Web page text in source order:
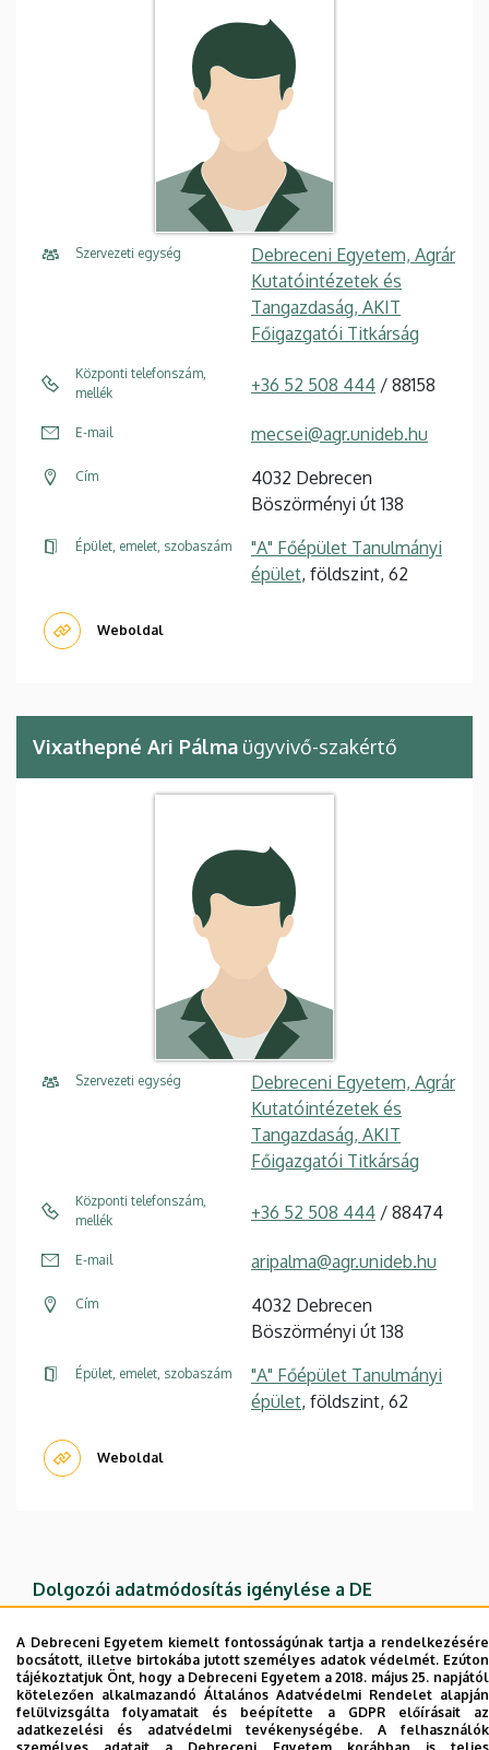
Szervezeti egység
Debreceni Egyetem, Agrár
Kutatóintézetek és
Tangazdaság, AKIT
Főigazgatói Titkárság
Központi telefonszám,
mellék
+36 52 508 444 / 88158
E-mail mecsei@agr.unideb.hu
Cím
4032 Debrecen
Böszörményi út 138
Épület, emelet, szobaszám
"A" Főépület Tanulmányi
épület, földszint, 62
Weboldal
Vixathepné Ari Pálma ügyvivő-szakértő
Szervezeti egység
Debreceni Egyetem, Agrár
Kutatóintézetek és
Tangazdaság, AKIT
Főigazgatói Titkárság
Központi telefonszám,
mellék
+36 52 508 444 / 88474
E-mail aripalma@agr.unideb.hu
Cím
4032 Debrecen
Böszörményi út 138
Épület, emelet, szobaszám
"A" Főépület Tanulmányi
épület, földszint, 62
Weboldal
Dolgozói adatmódosítás igénylése a DE
DE telefonkönyvében |Súgó|Hibabejelentés
A Debreceni Egyetem kiemelt fontosságúnak tartja a rendelkezésére
bocsátott, illetve birtokába jutott személyes adatok védelmét. Ezúton
tájékoztatjuk Önt, hogy a Debreceni Egyetem a 2018. május 25. napjától
kötelezően alkalmazandó Általános Adatvédelmi Rendelet alapján
felülvizsgálta folyamatait és beépítette a GDPR előírásait az
adatkezelési és adatvédelmi tevékenységébe. A felhasználók